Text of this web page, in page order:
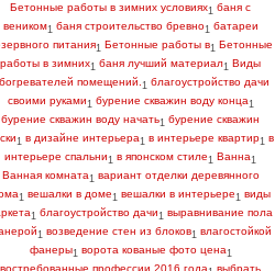
Бетонные работы в зимних условиях1 баня с
веником1 баня строительство бревно1 батареи
питания1 Бетонные работы в1 Бетонные
работы в зимних1 баня лучший материал1 Виды
помещений. 1 благоустройство дачи
своими руками 1 бурение скважин воду конца1
бурение скважин воду начать1 бурение скважин
1 в дизайне интерьера1 в интерьере квартир1 в
интерьере спальни 1 в японском стиле 1 Ванна 1
Ванная комната1 вариант отделки деревянного
1 вешалки в доме 1 вешалки в интерьере 1 виды
1 благоустройство дачи 1 выравнивание пола
1 возведение стен из блоков1 влагостойкой
фанеры1 ворота кованые фото цена1
востребованные профессии 2016 года выбрать